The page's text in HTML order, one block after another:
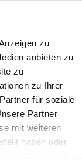
zu
anbieten zu
zu
zu Ihrer
für soziale
Partner
mit weiteren
haben oder
vom